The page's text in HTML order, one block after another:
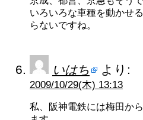
いろいろな車種を動かせ
らないですね。
いはち より:
2009/10/29(木) 13:13
私、阪神電鉄には梅田か